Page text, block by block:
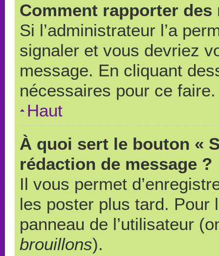
Comment rapporter
Si l’administrateur l’a
signaler et vous devriez
message. En cliquant
nécessaires pour ce faire.
Haut
À quoi sert le bouton «
rédaction de message ?
Il vous permet
les poster plus tard. Pour
panneau de l’utilisateur
brouillons).